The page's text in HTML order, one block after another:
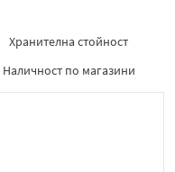
Хранителна стойност
Наличност по магазини